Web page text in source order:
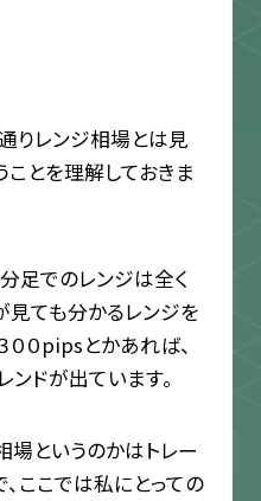
りレンジ相場とは見
とを理解しておきま
足でのレンジは全く
見ても分かるレンジを
０pipsとかあれば、
ドが出ています。
場というのかはトレー
ここでは私にとっての